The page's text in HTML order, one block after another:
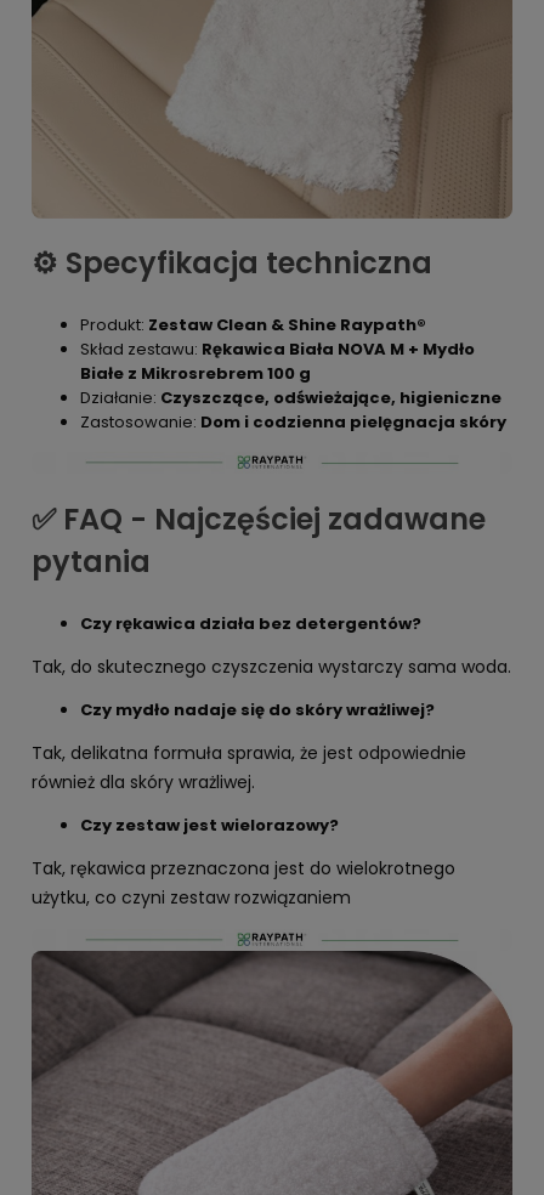
⚙️ Specyfikacja techniczna
Produkt: Zestaw Clean & Shine Raypath®
Skład zestawu: Rękawica Biała NOVA M + Mydło
Białe z Mikrosrebrem 100 g
Działanie: Czyszczące, odświeżające, higieniczne
Zastosowanie: Dom i codzienna pielęgnacja skóry
✅ FAQ - Najczęściej zadawane
pytania
Czy rękawica działa bez detergentów?
Tak, do skutecznego czyszczenia wystarczy sama woda.
Czy mydło nadaje się do skóry wrażliwej?
Tak, delikatna formuła sprawia, że jest odpowiednie
również dla skóry wrażliwej.
Czy zestaw jest wielorazowy?
Tak, rękawica przeznaczona jest do wielokrotnego
użytku, co czyni zestaw rozwiązaniem